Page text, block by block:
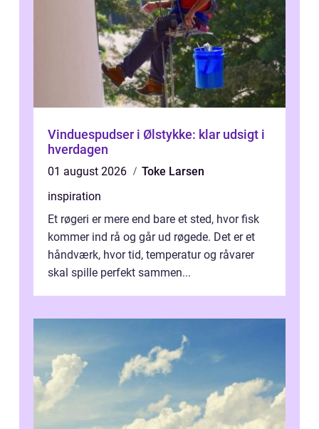
Vinduespudser i Ølstykke: klar udsigt i
hverdagen
01 august 2026
Toke Larsen
inspiration
Et røgeri er mere end bare et sted, hvor fisk
kommer ind rå og går ud røgede. Det er et
håndværk, hvor tid, temperatur og råvarer
skal spille perfekt sammen...